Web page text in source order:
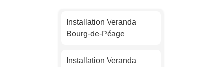
Installation Veranda
Nantes
Installation Veranda
Installation Veranda
Bourg-de-Péage
Installation Veranda